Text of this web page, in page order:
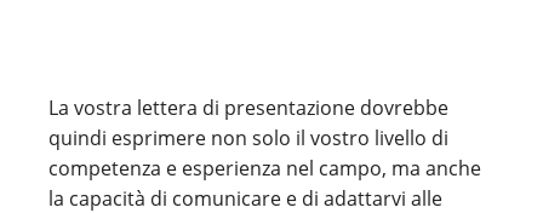
La vostra lettera di presentazione dovrebbe
quindi esprimere non solo il vostro livello di
competenza e esperienza nel campo, ma anche
la capacità di comunicare e di adattarvi alle